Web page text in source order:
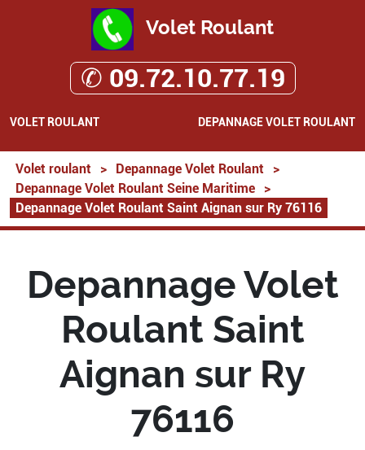
Volet Roulant
✆ 09.72.10.77.19
VOLET ROULANT DEPANNAGE VOLET ROULANT
Volet roulant > Depannage Volet Roulant
>
Depannage Volet Roulant Seine Maritime
>
Depannage Volet Roulant Saint Aignan sur Ry 76116
Depannage Volet
Roulant Saint
Aignan sur Ry
76116